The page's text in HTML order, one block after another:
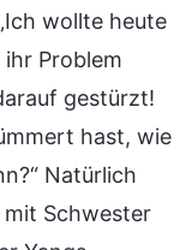
wollte heute
Problem
gestürzt!
hast, wie
Natürlich
Schwester